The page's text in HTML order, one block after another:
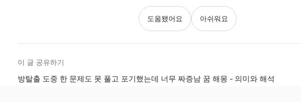
도움됐어요 아쉬워요
이 글 공유하기
방탈출 도중 한 문제도 못 풀고 포기했는데 너무 짜증남 꿈 해몽 - 의미와 해석